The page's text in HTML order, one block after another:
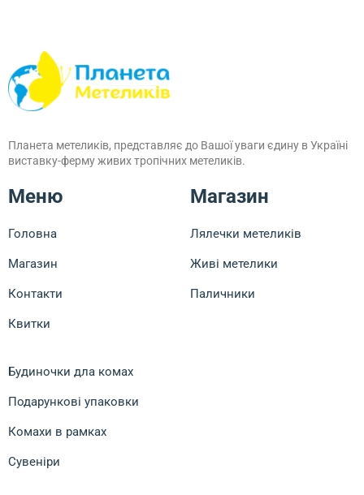
Планета метеликів, представляє до Вашої уваги єдину в Україні
виставку-ферму живих тропічних метеликів.
Меню
Головна
Магазин
Контакти
Квитки
Магазин
Лялечки метеликів
Живі метелики
Паличники
Будиночки дла комах
Подарункові упаковки
Комахи в рамках
Сувеніри